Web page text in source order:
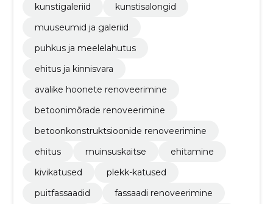
kunstigaleriid
kunstisalongid
muuseumid ja galeriid
puhkus ja meelelahutus
ehitus ja kinnisvara
avalike hoonete renoveerimine
betoonimõrade renoveerimine
betoonkonstruktsioonide renoveerimine
ehitus
muinsuskaitse
ehitamine
kivikatused
plekk-katused
puitfassaadid
fassaadi renoveerimine